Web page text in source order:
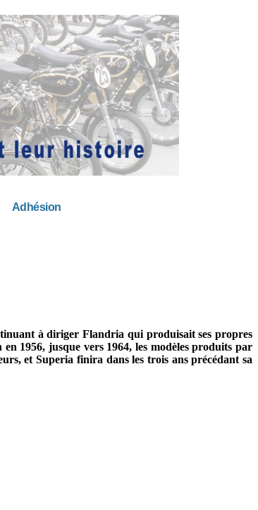
Adhésion
à diriger Flandria qui produisait ses propres
1956, jusque vers 1964, les modèles produits par
et Superia finira dans les trois ans précédant sa